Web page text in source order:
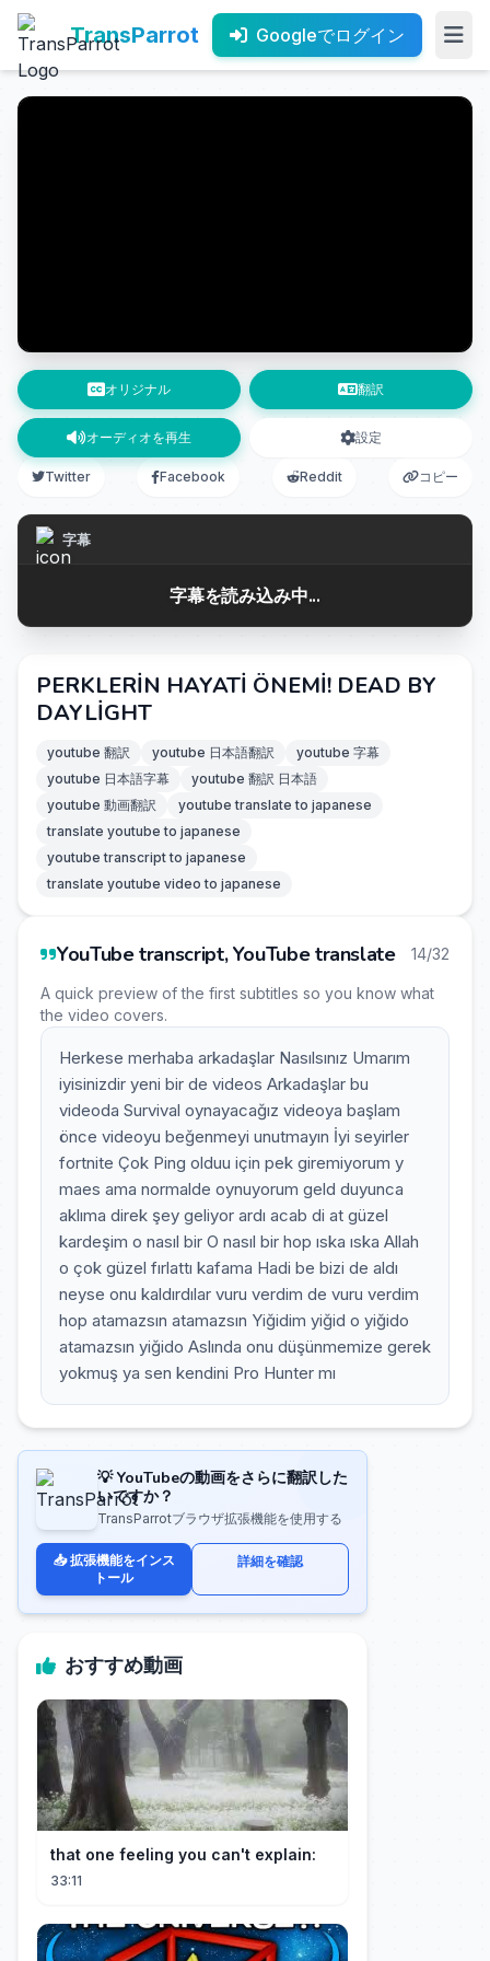
TransParrot Googleでログイン
オリジナル 翻訳
オーディオを再生 設定
Twitter Facebook Reddit コピー
字幕
字幕を読み込み中...
PERKLERİN HAYATİ ÖNEMİ! DEAD BY
DAYLİGHT
youtube 翻訳 youtube 日本語翻訳
youtube 字幕
youtube 日本語字幕
youtube 翻訳 日本語
youtube 動画翻訳
youtube translate to japanese
translate youtube to japanese
youtube transcript to japanese
translate youtube video to japanese
YouTube transcript, YouTube translate 14/32
A quick preview of the first subtitles so you know what
the video covers.
Herkese merhaba arkadaşlar Nasılsınız Umarım
iyisinizdir yeni bir de videos Arkadaşlar bu
videoda Survival oynayacağız videoya başlam
önce videoyu beğenmeyi unutmayın İyi seyirler
fortnite Çok Ping olduu için pek giremiyorum y
maes ama normalde oynuyorum geld duyunca
aklıma direk şey geliyor ardı acab di at güzel
kardeşim o nasıl bir O nasıl bir hop ıska ıska Allah
o çok güzel fırlattı kafama Hadi be bizi de aldı
neyse onu kaldırdılar vuru verdim de vuru verdim
hop atamazsın atamazsın Yiğidim yiğid o yiğido
atamazsın yiğido Aslında onu düşünmemize gerek
yokmuş ya sen kendini Pro Hunter mı
💡 YouTubeの動画をさらに翻訳した
いですか？
TransParrotブラウザ拡張機能を使用する
📥 拡張機能をインス
トール
詳細を確認
おすすめ動画
that one feeling you can't explain:
33:11